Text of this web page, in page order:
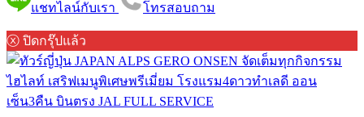
แชทไลน์กับเรา โทรสอบถาม
ⓧ ปิดกรุ๊ปแล้ว